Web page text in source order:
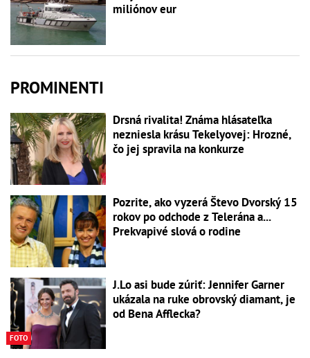
miliónov eur
PROMINENTI
Drsná rivalita! Známa hlásateľka
nezniesla krásu Tekelyovej: Hrozné,
čo jej spravila na konkurze
Pozrite, ako vyzerá Števo Dvorský 15
rokov po odchode z Telerána a...
Prekvapivé slová o rodine
FOTO
J.Lo asi bude zúriť: Jennifer Garner
ukázala na ruke obrovský diamant, je
od Bena Afflecka?